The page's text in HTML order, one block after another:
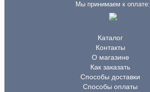
Мы принимаем к оплате:
Каталог
Контакты
О магазине
Как заказать
Способы доставки
Способы оплаты